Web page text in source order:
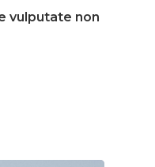
vulputate non